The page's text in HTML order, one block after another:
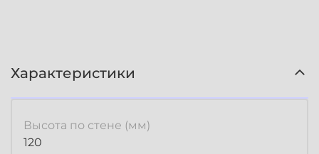
Характеристики
Высота по стене (мм)
120